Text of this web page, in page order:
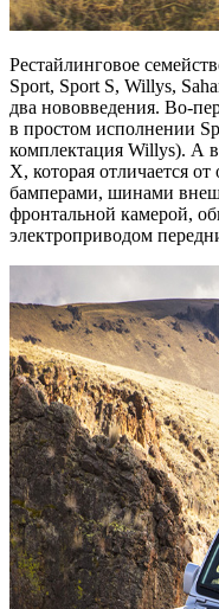
Рестайлинговое
Sport, Sport S, Willys,
два нововведения. Во-
в простом исполнении
комплектация Willys). А
X, которая отличается
бамперами, шинами
фронтальной камерой,
электроприводом